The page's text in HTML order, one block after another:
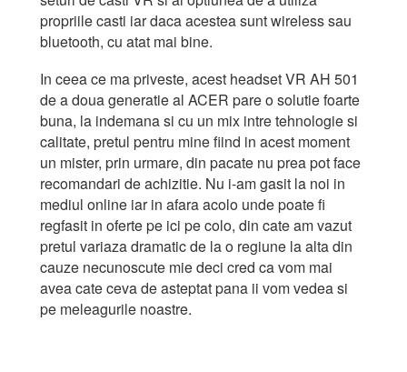
propriile casti iar daca acestea sunt wireless sau
bluetooth, cu atat mai bine.
In ceea ce ma priveste, acest headset VR AH 501
de a doua generatie al ACER pare o solutie foarte
buna, la indemana si cu un mix intre tehnologie si
calitate, pretul pentru mine fiind in acest moment
un mister, prin urmare, din pacate nu prea pot face
recomandari de achizitie. Nu i-am gasit la noi in
mediul online iar in afara acolo unde poate fi
regfasit in oferte pe ici pe colo, din cate am vazut
pretul variaza dramatic de la o regiune la alta din
cauze necunoscute mie deci cred ca vom mai
avea cate ceva de asteptat pana ii vom vedea si
pe meleagurile noastre.